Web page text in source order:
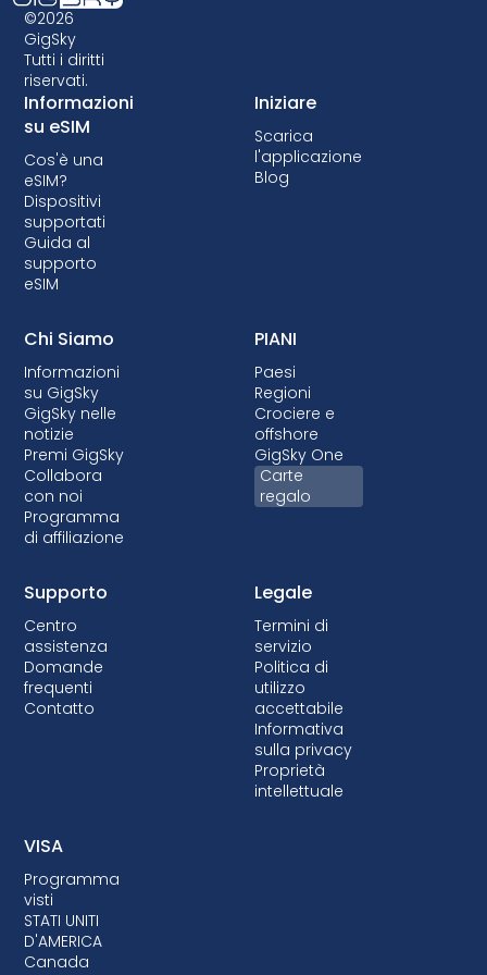
alcuni dispositivi più vecchi potrebbero non
supportare la tecnologia eSIM, quindi è
fondamentale verificare la compatibilità
prima di optare per un piano dati eSIM. Alcuni
operatori possono anche bloccare il
dispositivo, impedendo l'uso delle eSIM.
Sebbene il blocco non sia consentito nella
maggior parte dei Paesi, quando viene
effettuato, si tratta quasi sempre di piani
postpagati in cui il dispositivo viene finanziato.
©2026
GigSky
Tutti i diritti
riservati.
Informazioni
su eSIM
Cos'è una
eSIM?
Dispositivi
supportati
Guida al
supporto
eSIM
Iniziare
Scarica
l'applicazione
Blog
Chi Siamo
Informazioni
su GigSky
GigSky nelle
notizie
Premi GigSky
Collabora
con noi
Programma
di affiliazione
PIANI
Paesi
Regioni
Crociere e
offshore
GigSky One
Carte
regalo
Supporto
Centro
assistenza
Domande
frequenti
Contatto
Legale
Termini di
servizio
Politica di
utilizzo
accettabile
Informativa
sulla privacy
Proprietà
intellettuale
VISA
Programma
visti
STATI UNITI
D'AMERICA
Canada